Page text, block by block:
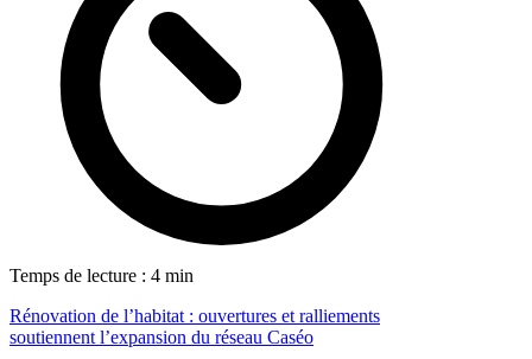
Temps de lecture : 4 min
Rénovation de l’habitat : ouvertures et ralliements
soutiennent l’expansion du réseau Caséo